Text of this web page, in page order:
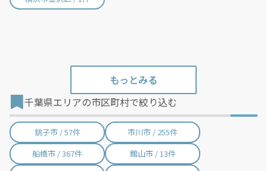
千葉県エリアの市区町村で絞り込む
銚子市 / 57件
市川市 / 255件
船橋市 / 367件
館山市 / 13件